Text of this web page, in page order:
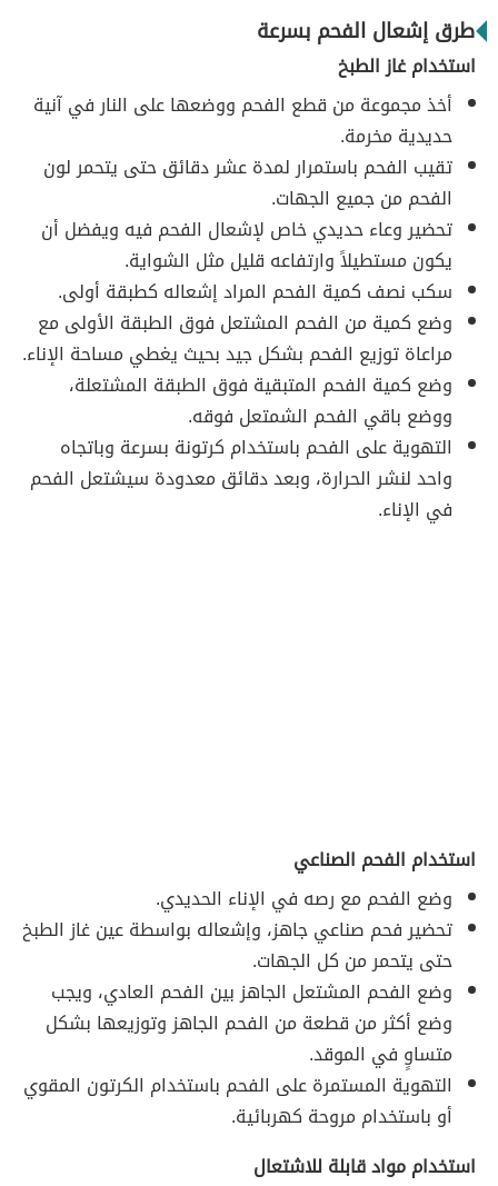
طرق إشعال الفحم بسرعة
استخدام غاز الطبخ
أخذ مجموعة من قطع الفحم ووضعها على النار في آنية
حديدية مخرمة.
تقيب الفحم باستمرار لمدة عشر دقائق حتى يتحمر لون
الفحم من جميع الجهات.
تحضير وعاء حديدي خاص لإشعال الفحم فيه ويفضل أن
يكون مستطيلاً وارتفاعه قليل مثل الشواية.
سكب نصف كمية الفحم المراد إشعاله كطبقة أولى.
وضع كمية من الفحم المشتعل فوق الطبقة الأولى مع
مراعاة توزيع الفحم بشكل جيد بحيث يغطي مساحة الإناء.
وضع كمية الفحم المتبقية فوق الطبقة المشتعلة،
ووضع باقي الفحم الشمتعل فوقه.
التهوية على الفحم باستخدام كرتونة بسرعة وباتجاه
واحد لنشر الحرارة، وبعد دقائق معدودة سيشتعل الفحم
في الإناء.
استخدام الفحم الصناعي
وضع الفحم مع رصه في الإناء الحديدي.
تحضير فحم صناعي جاهز، وإشعاله بواسطة عين غاز الطبخ
حتى يتحمر من كل الجهات.
وضع الفحم المشتعل الجاهز بين الفحم العادي، ويجب
وضع أكثر من قطعة من الفحم الجاهز وتوزيعها بشكل
متساوٍ في الموقد.
التهوية المستمرة على الفحم باستخدام الكرتون المقوي
أو باستخدام مروحة كهربائية.
استخدام مواد قابلة للاشتعال